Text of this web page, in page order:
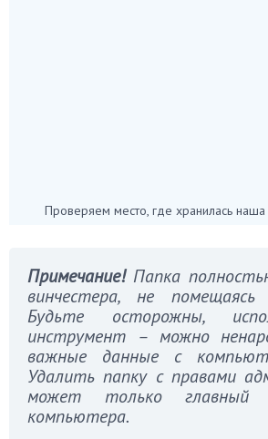
Проверяем место, где хранилась наша
Примечание! Папка
винчестера, не
Будьте осторожны,
инструмент – можно
важные данные с
Удалить папку с правами
может только главный
компьютера.